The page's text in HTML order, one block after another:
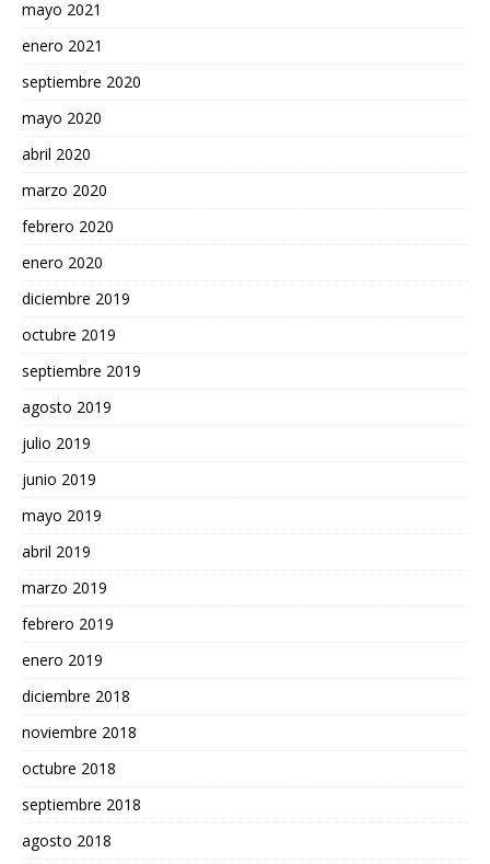
mayo 2021
enero 2021
septiembre 2020
mayo 2020
abril 2020
marzo 2020
febrero 2020
enero 2020
diciembre 2019
octubre 2019
septiembre 2019
agosto 2019
julio 2019
junio 2019
mayo 2019
abril 2019
marzo 2019
febrero 2019
enero 2019
diciembre 2018
noviembre 2018
octubre 2018
septiembre 2018
agosto 2018